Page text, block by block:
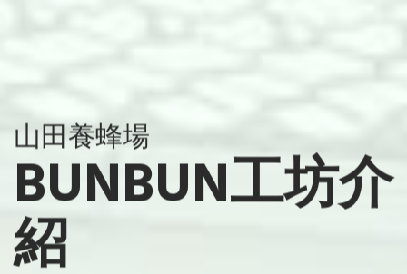
山田養蜂場
BUNBUN工坊介
紹